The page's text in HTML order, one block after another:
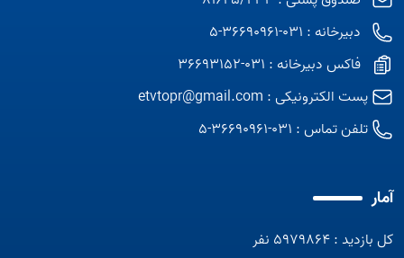
دبیرخانه : 031-36690961-5
فاکس دبیرخانه : 031-36693152
پست الکترونیکی : etvtopr@gmail.com
تلفن تماس : 031-36690961-5
آمار
کل بازدید : 5979864 نفر